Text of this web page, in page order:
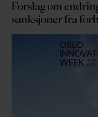
Forslag om
sanksjoner fra